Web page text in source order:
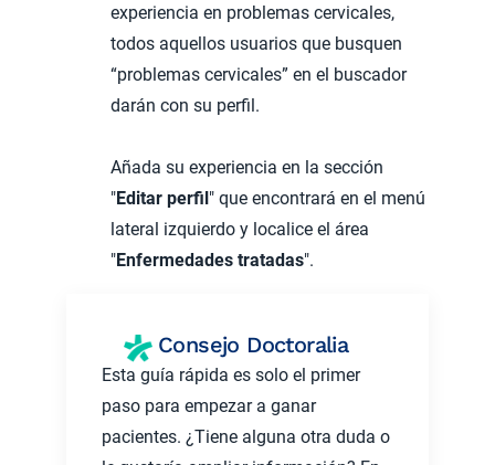
experiencia en problemas cervicales,
todos aquellos usuarios que busquen
“problemas cervicales” en el buscador
darán con su perfil.
Añada su experiencia en la sección
"Editar perfil" que encontrará en el menú
lateral izquierdo y localice el área
"Enfermedades tratadas".
Consejo Doctoralia
Esta guía rápida es solo el primer
paso para empezar a ganar
pacientes. ¿Tiene alguna otra duda o